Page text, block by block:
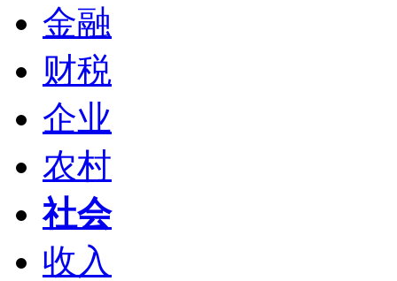
金融
财税
企业
农村
社会
收入